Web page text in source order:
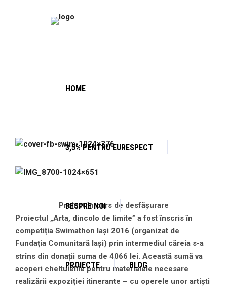
HOME
3,5% PENTRU EURESPECT
DESPRE NOI
PROIECTE BLOG
Proiect în curs de desfășurare
Proiectul „Arta, dincolo de limite” a fost înscris în
competiția Swimathon Iași 2016 (organizat de
Fundația Comunitară Iași) prin intermediul căreia s-a
strîns din donații suma de 4066 lei. Această sumă va
acoperi cheltuielile pentru materialele necesare
realizării expoziției itinerante – cu operele unor artiști